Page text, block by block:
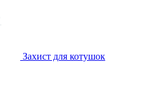
Захист для котушок